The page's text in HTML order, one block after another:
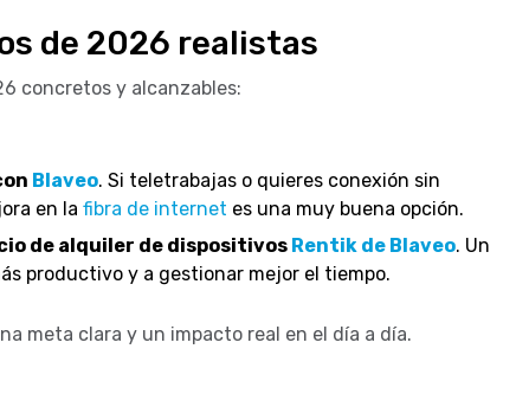
de 2026 realistas
concretos y alcanzables:
Blaveo. Si teletrabajas o quieres conexión sin
en la fibra de internet es una muy buena opción.
de alquiler de dispositivos Rentik de Blaveo. Un
productivo y a gestionar mejor el tiempo.
meta clara y un impacto real en el día a día.